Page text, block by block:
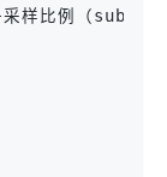
样比例（